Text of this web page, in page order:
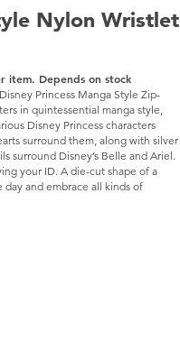
Nylon Wristlet
item. Depends on stock
Princess Manga Style Zip-
in quintessential manga style,
Disney Princess characters
surround them, along with silver
surround Disney’s Belle and Ariel.
your ID. A die-cut shape of a
and embrace all kinds of